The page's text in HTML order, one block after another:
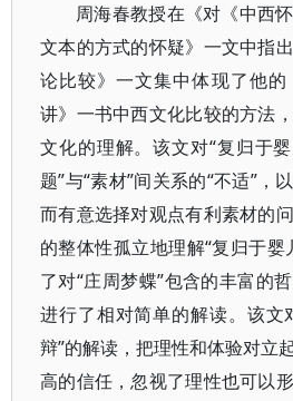
周海春教授在《对《中西
文本的方式的怀疑》一文中指
论比较》一文集中体现了他
讲》一书中西文化比较的方法
文化的理解。该文对“复归于
题”与“素材”间关系的“不适”，
而有意选择对观点有利素材的
的整体性孤立地理解“复归于
了对“庄周梦蝶”包含的丰富的
进行了相对简单的解读。该文
辩”的解读，把理性和体验对立
高的信任，忽视了理性也可以